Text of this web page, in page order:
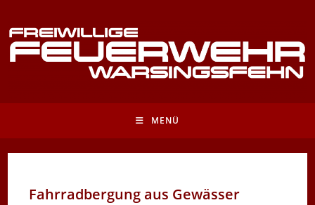
Inhalt
springen
MENÜ
Fahrradbergung aus Gewässer